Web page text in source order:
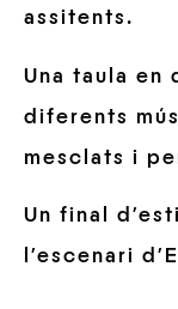
assitents.
Una taula en
diferents
mesclats i
Un final
l’escenari